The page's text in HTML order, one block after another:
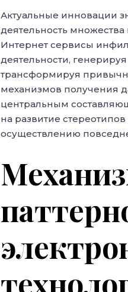
Актуальные инновации
деятельность
Интернет сервисы
деятельности,
трансформируя
механизмов получения
центральным
на развитие
осуществлению